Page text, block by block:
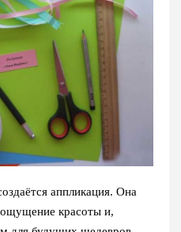
аппликация. Она
красоты и,